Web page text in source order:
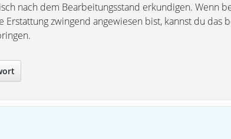
nach dem Bearbeitungsstand erkundigen. Wenn
Erstattung zwingend angewiesen bist, kannst du das